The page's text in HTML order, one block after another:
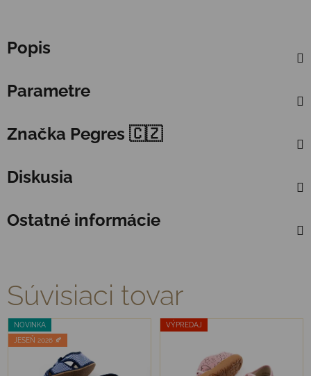
Popis
Parametre
Značka Pegres 🇨🇿
Diskusia
Ostatné informácie
Súvisiaci tovar
NOVINKA
JESEŇ 2026 🍂
VÝPREDAJ